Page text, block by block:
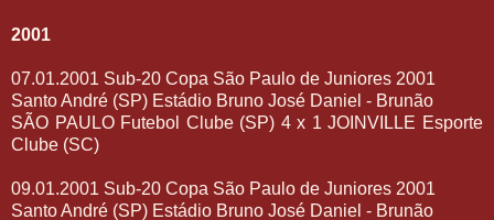
2001
07.01.2001 Sub-20 Copa São Paulo de Juniores 2001
Santo André (SP) Estádio Bruno José Daniel - Brunão
SÃO PAULO Futebol Clube (SP) 4 x 1 JOINVILLE Esporte
Clube (SC)
09.01.2001 Sub-20 Copa São Paulo de Juniores 2001
Santo André (SP) Estádio Bruno José Daniel - Brunão